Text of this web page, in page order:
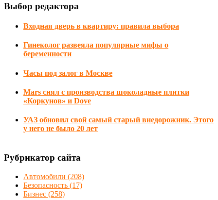
Выбор редактора
Входная дверь в квартиру: правила выбора
Гинеколог развеяла популярные мифы о
беременности
Часы под залог в Москве
Mars снял с производства шоколадные плитки
«Коркунов» и Dove
УАЗ обновил свой самый старый внедорожник. Этого
у него не было 20 лет
Рубрикатор сайта
Автомобили (208)
Безопасность (17)
Бизнес (258)